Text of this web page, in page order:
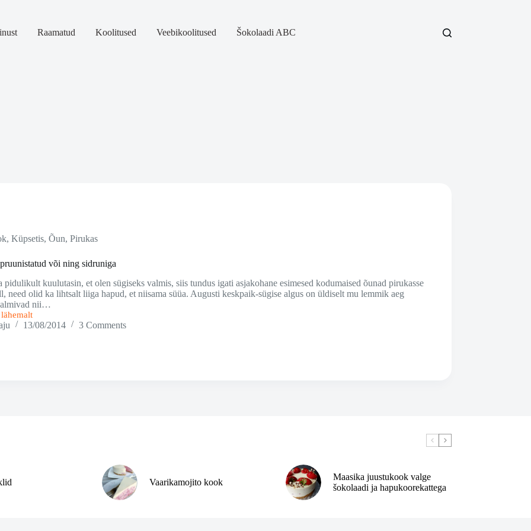
Raamatud Koolitused Veebikoolitused Šokolaadi ABC
,Küpsetis,Õun,Pirukas
või ning sidruniga
pidulikult kuulutasin, et olen sügiseks valmis, siis tundus igati asjakohane esimesed kodumaised õunad pirukasse
need olid ka lihtsalt liiga hapud, et niisama süüa. Augusti keskpaik-sügise algus on üldiselt mu lemmik aeg
nii…
13/08/2014 3 Comments
Vaarikamojito kook
Maasika juustukook valge
šokolaadi ja hapukoorekattega